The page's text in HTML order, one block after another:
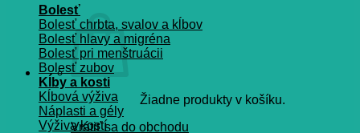
Žiadne produkty v košíku.
Vrátiť sa do obchodu
Bolesť
Bolesť chrbta, svalov a kĺbov
Bolesť hlavy a migréna
Bolesť pri menštruácii
Bolesť zubov
Kĺby a kosti
Kĺbová výživa
Náplasti a gély
Výživa kostí